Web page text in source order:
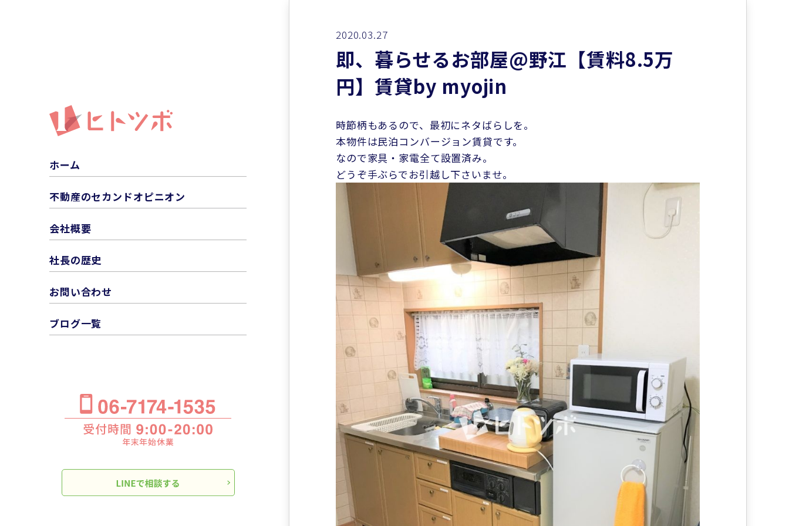
ホーム
不動産のセカンドオピニオン
会社概要
社長の歴史
お問い合わせ
ブログ一覧
2020.03.27
即、暮らせるお部屋@野江【賃料8.5万
円】賃貸by myojin
時節柄もあるので、最初にネタばらしを。
本物件は民泊コンバージョン賃貸です。
なので家具・家電全て設置済み。
どうぞ手ぶらでお引越し下さいませ。